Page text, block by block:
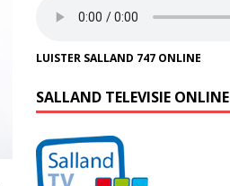
LUISTER SALLAND 747 ONLINE
SALLAND TELEVISIE ONLINE